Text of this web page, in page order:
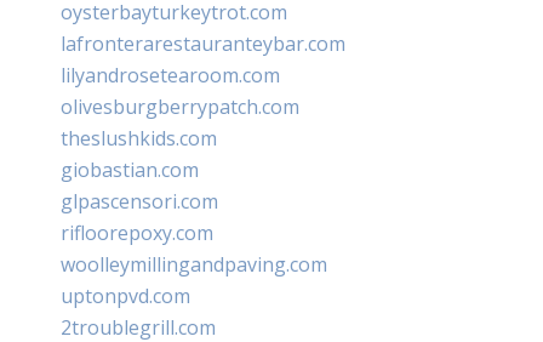
oysterbayturkeytrot.com
lafronterarestauranteybar.com
lilyandrosetearoom.com
olivesburgberrypatch.com
theslushkids.com
giobastian.com
glpascensori.com
rifloorepoxy.com
woolleymillingandpaving.com
uptonpvd.com
2troublegrill.com